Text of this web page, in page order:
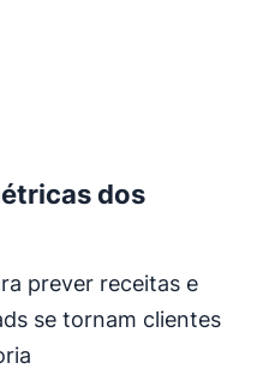
dos
prever receitas e
se tornam clientes